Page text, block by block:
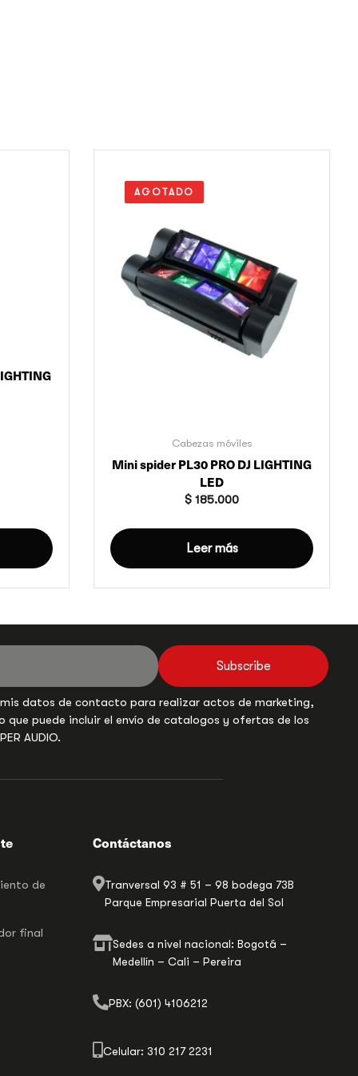
AGOTADO
Cabezas móviles
Mini spider PL30 PRO DJ LIGHTING
LED
$ 185.000
Leer más
Subscribe
datos de contacto para realizar actos de marketing,
que puede incluir el envío de catalogos y ofertas de los
AUDIO.
de
final
Contáctanos
Tranversal 93 # 51 – 98 bodega 73B
Parque Empresarial Puerta del Sol
Sedes a nivel nacional: Bogotá –
Medellín – Cali – Pereira
PBX: (601) 4106212
Celular: 310 217 2231